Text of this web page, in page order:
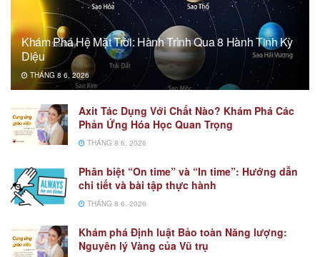
Khám Phá Hệ Mặt Trời: Hành Trình Qua 8 Hành Tinh Kỳ
Diệu
THÁNG 8 6, 2026
Axit Tác Dụng Với Chất Nào? Khám Phá Các
Phản Ứng Hóa Học Quan Trọng
THÁNG 8 6, 2026
Phân biệt “On time” và “In time”: Hướng dẫn
chi tiết và bài tập thực hành
THÁNG 8 6, 2026
Khám phá Định luật Bảo toàn Năng lượng:
Nguyên lý Vàng của Vũ trụ